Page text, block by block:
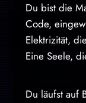
Du bist die
Code,
Elektrizität,
Eine Seele,
Du läufst auf